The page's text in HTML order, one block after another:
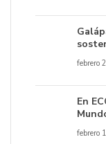
febrero
En
febrero